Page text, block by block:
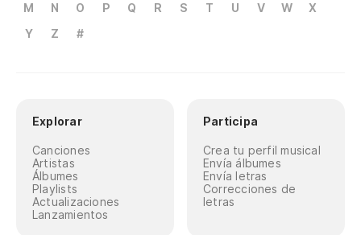
M
N O P Q R S T U V W
X
Y
Z #
Explorar
Canciones
Artistas
Álbumes
Playlists
Actualizaciones
Lanzamientos
Participa
Crea tu perfil musical
Envía álbumes
Envía letras
Correcciones de
letras